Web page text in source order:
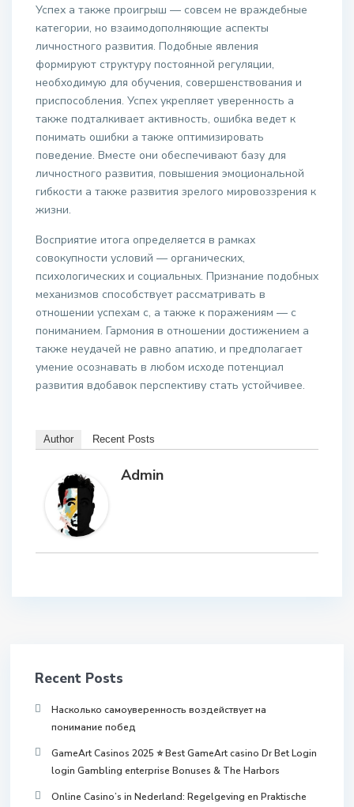
Успех а также проигрыш — совсем не враждебные
категории, но взаимодополняющие аспекты
личностного развития. Подобные явления
формируют структуру постоянной регуляции,
необходимую для обучения, совершенствования и
приспособления. Успех укрепляет уверенность а
также подталкивает активность, ошибка ведет к
понимать ошибки а также оптимизировать
поведение. Вместе они обеспечивают базу для
личностного развития, повышения эмоциональной
гибкости а также развития зрелого мировоззрения к
жизни.
Восприятие итога определяется в рамках
совокупности условий — органических,
психологических и социальных. Признание подобных
механизмов способствует рассматривать в
отношении успехам с, а также к поражениям — с
пониманием. Гармония в отношении достижением а
также неудачей не равно апатию, и предполагает
умение осознавать в любом исходе потенциал
развития вдобавок перспективу стать устойчивее.
Author Recent Posts
Admin
Recent Posts
Насколько самоуверенность воздействует на
понимание побед
GameArt Casinos 2025 ⭐ Best GameArt casino Dr Bet Login
login Gambling enterprise Bonuses & The Harbors
Online Casino’s in Nederland: Regelgeving en Praktische